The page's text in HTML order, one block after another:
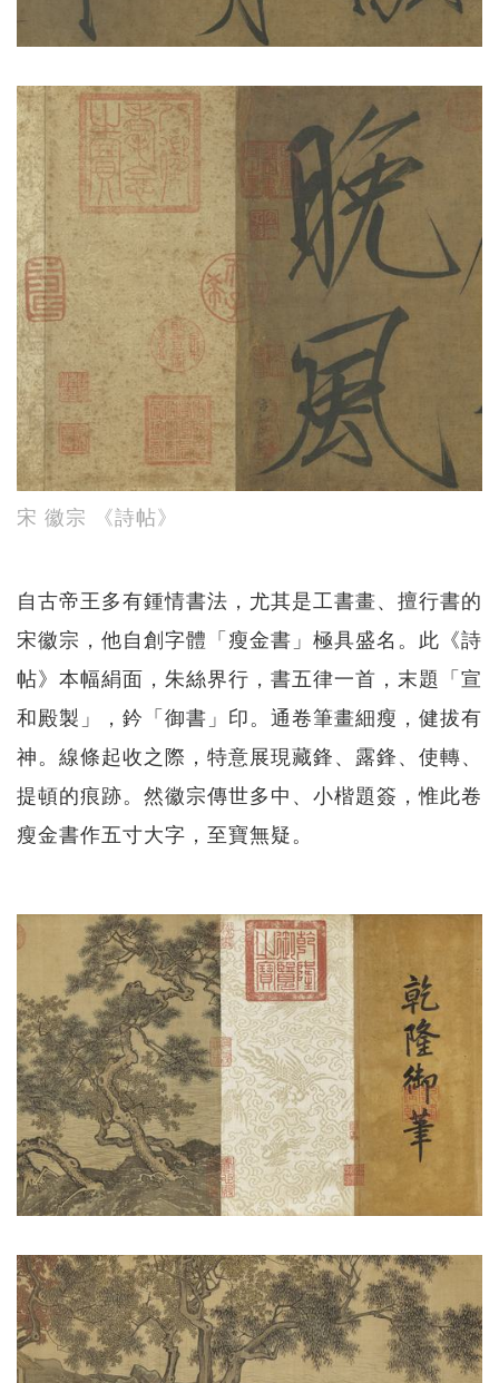
宋 徽宗 《詩帖》
自古帝王多有鍾情書法，尤其是工書畫、擅行書的
宋徽宗，他自創字體「瘦金書」極具盛名。此《詩
帖》本幅絹面，朱絲界行，書五律一首，末題「宣
和殿製」，鈐「御書」印。通卷筆畫細瘦，健拔有
神。線條起收之際，特意展現藏鋒、露鋒、使轉、
提頓的痕跡。然徽宗傳世多中、小楷題簽，惟此卷
瘦金書作五寸大字，至寶無疑。